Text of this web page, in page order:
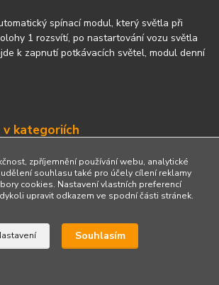
spínací modul, který světla při
1 rozsvítí, po nastartování vozu světla
k zapnutí potkávacích světel, modul denní
v kategoriích
Upravit sběr cookies.
zpříjemnění používání webu, analytické
souhlasu také pro účely cílení reklamy
cookies. Nastavení vlastních preferencí
upravit odkazem ve spodní části stránek.
Souhlasím